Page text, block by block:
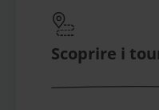
Scoprire i